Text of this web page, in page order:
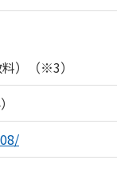
）（※3）